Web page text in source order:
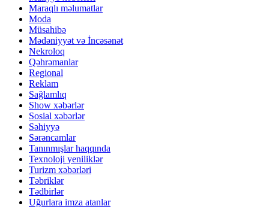
Maraqlı məlumatlar
Moda
Müsahibə
Mədəniyyət və İncəsənət
Nekroloq
Qəhrəmanlar
Regional
Reklam
Sağlamlıq
Show xəbərlər
Sosial xəbərlər
Səhiyyə
Sərəncamlar
Tanınmışlar haqqında
Texnoloji yeniliklər
Turizm xəbərləri
Təbriklər
Tədbirlər
Uğurlara imza atanlar